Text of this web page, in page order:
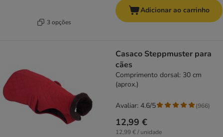
3 opções
Adicionar ao carrinho
Casaco Steppmuster para
cães
Comprimento dorsal: 30 cm
(aprox.)
12,99 €
12,99 € / unidade
Avaliar: 4.6/5 (966)